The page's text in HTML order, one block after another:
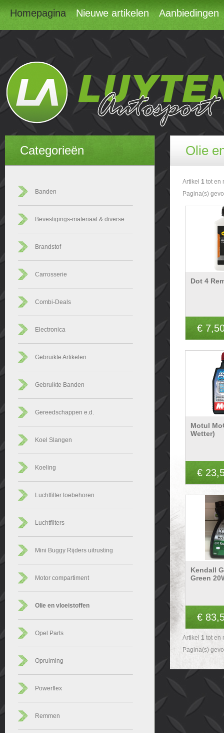
Homepagina Nieuwe artikelen Aanbiedingen
Categorieën
Banden
Bevestigings-materiaal & diverse
Brandstof
Carrosserie
Combi-Deals
Electronica
Gebruikte Artikelen
Gebruikte Banden
Gereedschappen e.d.
Koel Slangen
Koeling
Luchtfilter toebehoren
Luchtfilters
Mini Buggy Rijders uitrusting
Motor compartiment
Olie en vloeistoffen
Opel Parts
Opruiming
Powerflex
Remmen
Olie
Artikel 1 tot en
Pagina(s)
Dot 4
€
Motul
Wetter)
€
Kendall
Green
€
Artikel 1 tot en
Pagina(s)